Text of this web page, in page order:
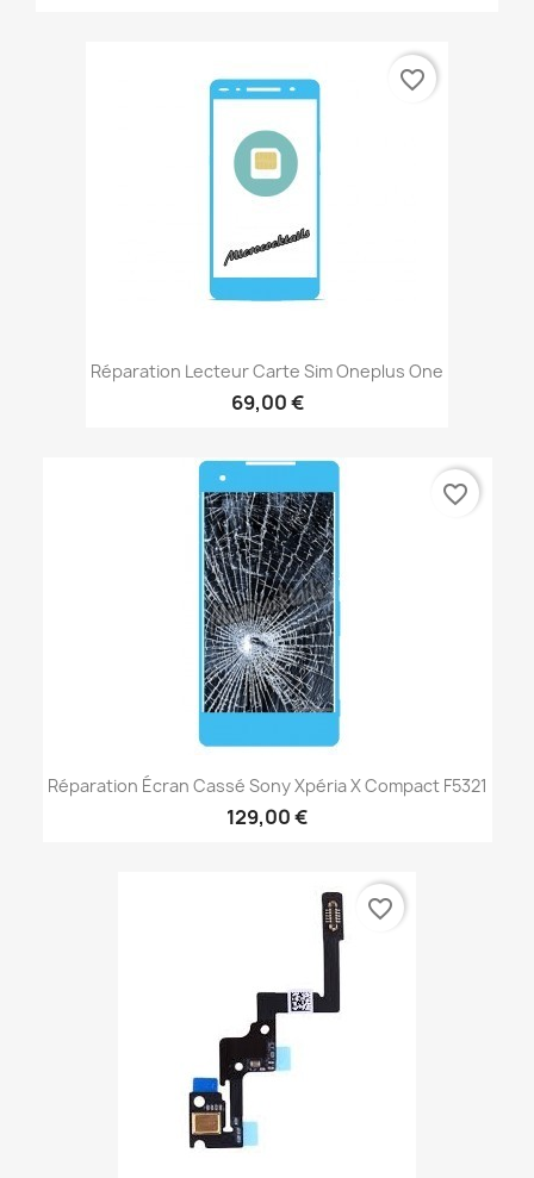
Réparation Lecteur Carte Sim Oneplus One
69,00 €
favorite_border
Réparation Écran Cassé Sony Xpéria X Compact F5321
129,00 €
favorite_border
favorite_border